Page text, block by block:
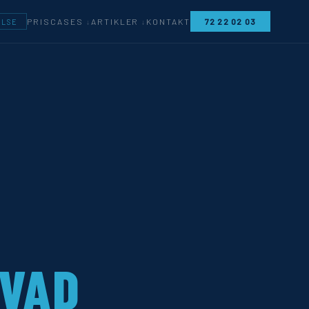
PRIS CASES ARTIKLER KONTAKT 72 22 02 03